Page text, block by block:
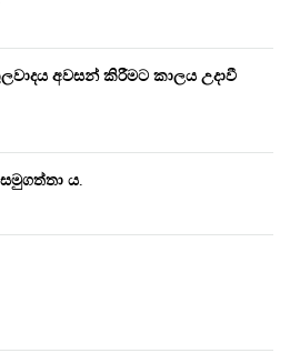
අවසන් කිරීමට කාලය උදාවී
සමුගත්තා ය.